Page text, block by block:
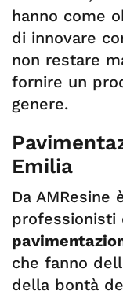
hanno come
di innovare
non restare
fornire un
genere.
Emilia
Da
professionisti
che fanno
della bontà